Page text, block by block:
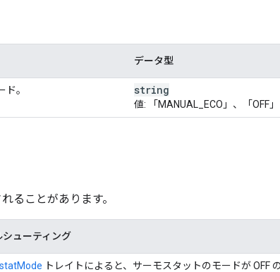
データ型
。 string
値: 「MANUAL_ECO」、「OFF」
ることがあります。
シューティング
トレイトによると、サーモスタットのモードが OFF